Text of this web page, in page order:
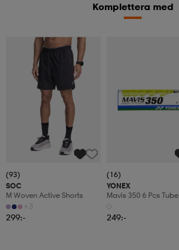
Komplettera med
(93)
SOC
M Woven Active Shorts
+3
299:-
(16)
YONEX
Mavis 350 6 Pcs Tube
249:-